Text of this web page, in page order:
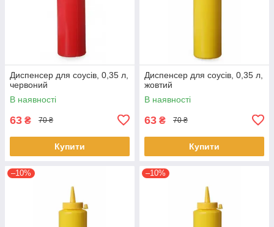
Диспенсер для соусів, 0,35 л,
червоний
В наявності
63 ₴ 70 ₴
Купити
Диспенсер для соусів, 0,35 л,
жовтий
В наявності
63 ₴ 70 ₴
Купити
–10% –10%